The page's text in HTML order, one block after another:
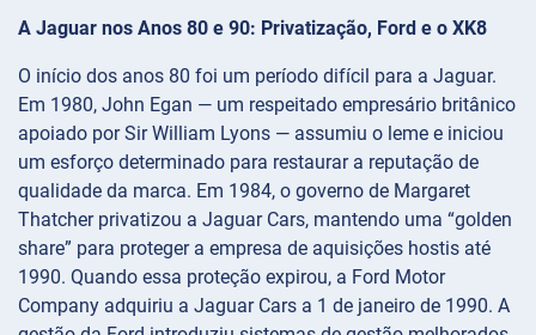
A Jaguar nos Anos 80 e 90: Privatização, Ford e o XK8
O início dos anos 80 foi um período difícil para a Jaguar.
Em 1980, John Egan — um respeitado empresário britânico
apoiado por Sir William Lyons — assumiu o leme e iniciou
um esforço determinado para restaurar a reputação de
qualidade da marca. Em 1984, o governo de Margaret
Thatcher privatizou a Jaguar Cars, mantendo uma “golden
share” para proteger a empresa de aquisições hostis até
1990. Quando essa proteção expirou, a Ford Motor
Company adquiriu a Jaguar Cars a 1 de janeiro de 1990. A